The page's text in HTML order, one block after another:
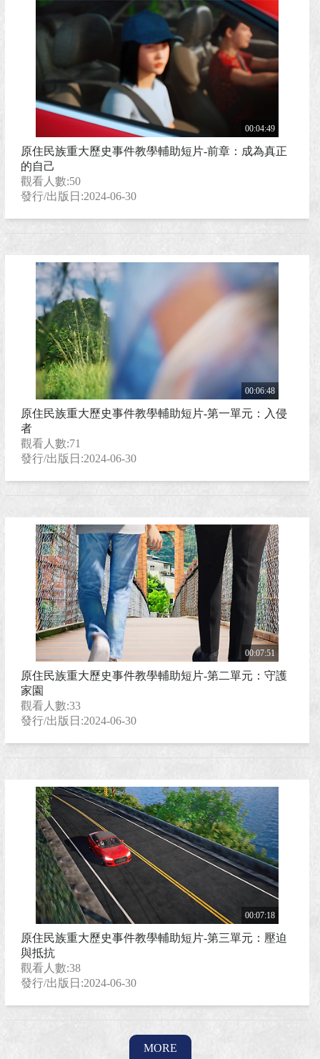
00:04:49
原住民族重大歷史事件教學輔助短片-前章：成為真正
的自己
觀看人數:50
發行/出版日:2024-06-30
00:06:48
原住民族重大歷史事件教學輔助短片-第一單元：入侵
者
觀看人數:71
發行/出版日:2024-06-30
00:07:51
原住民族重大歷史事件教學輔助短片-第二單元：守護
家園
觀看人數:33
發行/出版日:2024-06-30
00:07:18
原住民族重大歷史事件教學輔助短片-第三單元：壓迫
與抵抗
觀看人數:38
發行/出版日:2024-06-30
MORE